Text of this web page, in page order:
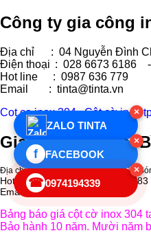
×
ZALO TINTA
×
f FACEBOOK
×
☎0974194339
Công ty gia công
Địa chỉ
: 04 Nguyễn Đình
Điện thoại : 028 6673 6186
Hot line
: 0987 636
Email
:
Cot co inox 304 . Cột cờ inox
Gia công inox tại
Địa chỉ : Lô 3, Đường số 10, KCN
Hot line : 0987 636 779 |
Email :
Bảng báo giá cột cờ inox 304
Bảo hành 10 năm. Mười năm